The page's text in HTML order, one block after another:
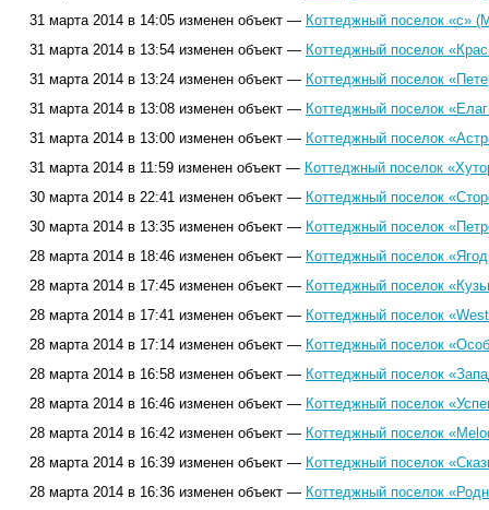
31 марта 2014 в 14:05 изменен объект — Коттеджный поселок «с»
31 марта 2014 в 13:54 изменен объект — Коттеджный поселок
31 марта 2014 в 13:24 изменен объект — Коттеджный поселок
31 марта 2014 в 13:08 изменен объект — Коттеджный поселок
31 марта 2014 в 13:00 изменен объект — Коттеджный поселок
31 марта 2014 в 11:59 изменен объект — Коттеджный поселок
30 марта 2014 в 22:41 изменен объект — Коттеджный поселок
30 марта 2014 в 13:35 изменен объект — Коттеджный поселок
28 марта 2014 в 18:46 изменен объект — Коттеджный поселок
28 марта 2014 в 17:45 изменен объект — Коттеджный поселок
28 марта 2014 в 17:41 изменен объект — Коттеджный поселок
28 марта 2014 в 17:14 изменен объект — Коттеджный поселок
28 марта 2014 в 16:58 изменен объект — Коттеджный поселок
28 марта 2014 в 16:46 изменен объект — Коттеджный поселок
28 марта 2014 в 16:42 изменен объект — Коттеджный поселок
28 марта 2014 в 16:39 изменен объект — Коттеджный поселок
28 марта 2014 в 16:36 изменен объект — Коттеджный поселок